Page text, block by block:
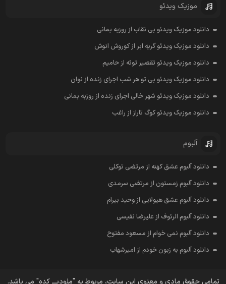
موزیک ویدئو
دانلود موزیک ویدئو بی نقاب از روزبه بمانی
دانلود موزیک ویدئو گریه ابر از کوروش انوش
دانلود موزیک ویدئو تقصیر توئه از حامیم
دانلود موزیک ویدئو بی تو هر شب اجرای زنده از نوان
دانلود موزیک ویدئو شهر خالی اجرای زنده از روزبه بمانی
دانلود موزیک ویدئو کوگ تاراز از راغب
آلبوم
دانلود آلبوم عشق کهنه از مرتضی توکلی
دانلود آلبوم زمستون از مرتضی سرمدی
دانلود آلبوم عشق هیولایی از وحید بیرام
دانلود آلبوم الرئوف از علیرضا نفیسی
دانلود آلبوم نمی خوام از مسعود مفتوح
دانلود آلبوم به زبون خودم از امیرشهاب
تمامی حقوق مادی و معنوی این سایت، مربوط به "ملودیـــ کده" می باشد.